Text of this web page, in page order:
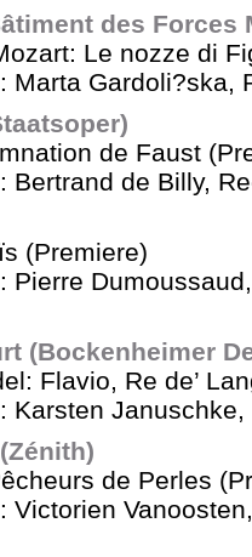
des Forces
Le nozze di
Marta Gardoli?ska,
de Faust
Bertrand de Billy,
(Premiere)
Pierre
(Bockenheimer
Flavio, Re de’
Karsten
de Perles
Victorien